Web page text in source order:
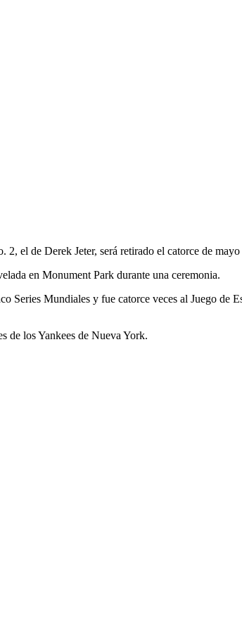
el de Derek Jeter, será retirado el catorce de
en Monument Park durante una ceremonia.
Series Mundiales y fue catorce veces al Juego de
de los Yankees de Nueva York.